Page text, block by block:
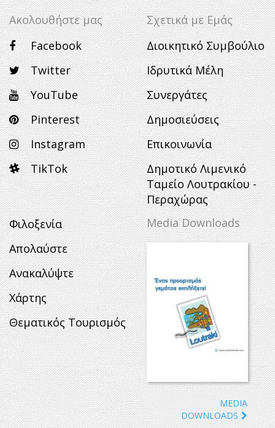
Ακολουθήστε μας
Facebook
Twitter
YouTube
Pinterest
Instagram
TikTok
Σχετικά με Eμάς
Διοικητικό Συμβούλιο
Ιδρυτικά Μέλη
Συνεργάτες
Δημοσιεύσεις
Επικοινωνία
Δημοτικό Λιμενικό
Ταμείο Λουτρακίου -
Περαχώρας
Φιλοξενία
Απολαύστε
Ανακαλύψτε
Χάρτης
Θεματικός Τουρισμός
Media Downloads
MEDIA
DOWNLOADS